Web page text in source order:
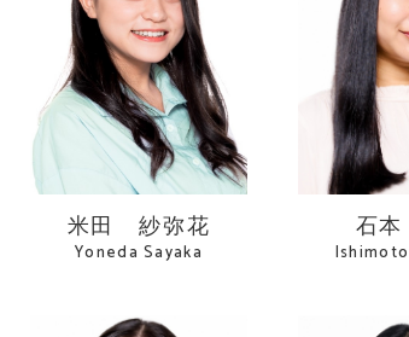
米田 紗弥花
Yoneda Sayaka
石